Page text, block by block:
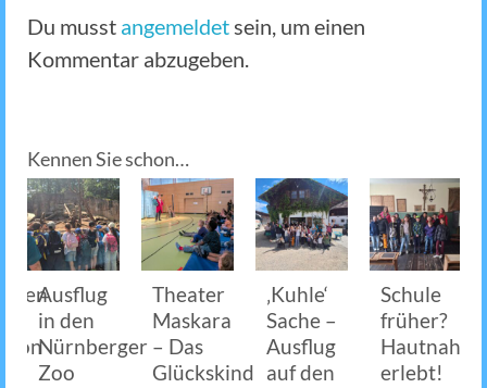
Du musst angemeldetsein, um einen
Kommentar abzugeben.
Kennen Sie schon…
Ausflug
in den
Nürnberger
Zoo
Theater
Maskara
– Das
Glückskind
‚Kuhle‘
Sache –
Ausflug
auf den
Schule
früher?
Hautnah
erlebt!